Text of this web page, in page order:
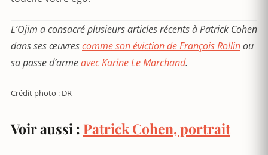
L’Ojim a consacré plusieurs articles récents à Patrick Cohen
dans ses œuvrescomme son éviction de François Rollinou
sa passe d’armeavec Karine Le Marchand.
Crédit photo : DR
Voir aussi : Patrick Cohen, portrait